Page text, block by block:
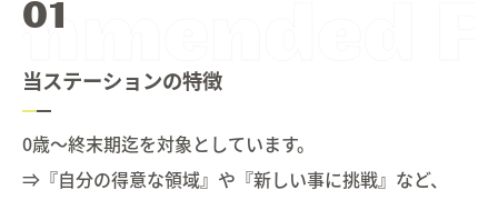
当ステーションの特徴
0歳～終末期迄を対象としています。
⇒『自分の得意な領域』や『新しい事に挑戦』など、